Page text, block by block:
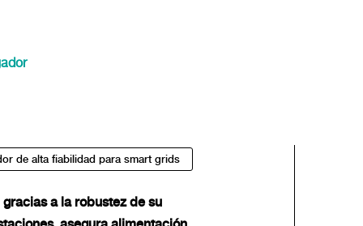
de alta fiabilidad para smart grids
gracias a la robustez de su